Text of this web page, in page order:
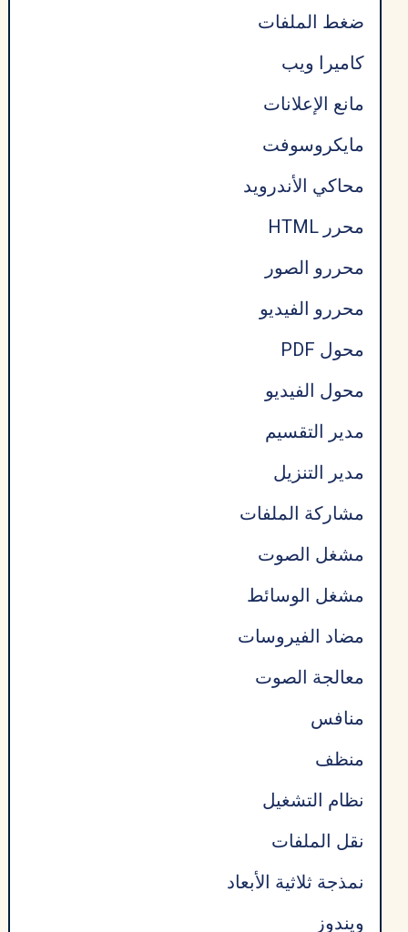
ضغط الملفات
كاميرا ويب
مانع الإعلانات
مايكروسوفت
محاكي الأندرويد
محرر HTML
محررو الصور
محررو الفيديو
محول PDF
محول الفيديو
مدير التقسيم
مدير التنزيل
مشاركة الملفات
مشغل الصوت
مشغل الوسائط
مضاد الفيروسات
معالجة الصوت
منافس
منظف
نظام التشغيل
نقل الملفات
نمذجة ثلاثية الأبعاد
ويندوز